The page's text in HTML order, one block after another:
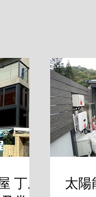
使用強酸、強鹼清
丁屋
太陽